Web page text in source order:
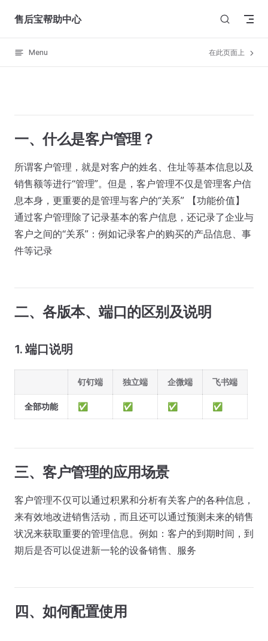
Skip to content
售后宝帮助中心
Menu 在此页面上
一、什么是客户管理？
所谓客户管理，就是对客户的姓名、住址等基本信息以及
销售额等进行“管理”。但是，客户管理不仅是管理客户信
息本身，更重要的是管理与客户的“关系” 【功能价值】
通过客户管理除了记录基本的客户信息，还记录了企业与
客户之间的“关系”：例如记录客户的购买的产品信息、事
件等记录
二、各版本、端口的区别及说明
1. 端口说明
钉钉端 独立端 企微端 飞书端
全部功能 ✅ ✅ ✅ ✅
三、客户管理的应用场景
客户管理不仅可以通过积累和分析有关客户的各种信息，
来有效地改进销售活动，而且还可以通过预测未来的销售
状况来获取重要的管理信息。例如：客户的到期时间，到
期后是否可以促进新一轮的设备销售、服务
四、如何配置使用